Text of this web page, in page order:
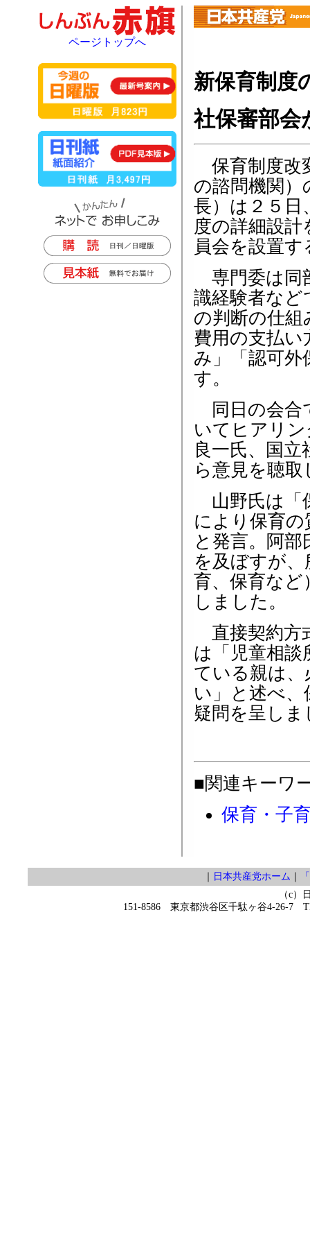
新保育制度
社保審部会
保育制度改
の諮問機関）
長）は２５日
度の詳細設
員会を設置
専門委は同
識経験者など
の判断の仕組
費用の支払い
み」「認可外
す。
同日の会合
いてヒアリ
良一氏、国
ら意見を聴
山野氏は「
により保育
と発言。阿
を及ぼすが
育、保育など
しました。
直接契約方
は「児童相談
ている親は
い」と述べ
疑問を呈しま
■関連キーワ
保育・子
ページトップへ
｜ 日本共産党ホーム ｜
（c）
151-8586 東京都渋谷区千駄ヶ谷4-26-7